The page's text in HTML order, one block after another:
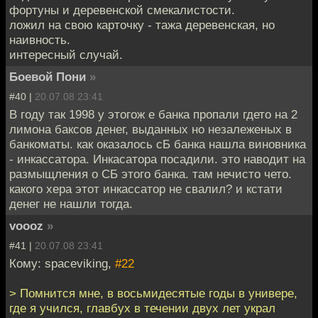
фортуны и деревенской смекалистости.
ложил на свою карточку - тажа деревенская, но
наивность.
интересный случай.
Боевой Пони »
#40 | 20.07.08 23:41
В году так 1998 у этогож е банка пропали гдето на 2
лимона баксов денег, выданных но незалеженых в
банкоматы. как оказалось сБ банка нашла виновника
- инкассатора. Инкасатора посадили. это наводит на
размыщления о СБ этого банка. там нечисто чето.
какого хера этот инкассатор не свалил? и кстати
денег не нашли тогда.
voooz »
#41 | 20.07.08 23:41
Кому: spaceviking, #22
> Помнится мне, в восьмидесятые годы в универе,
где я учился, главбух в течении двух лет украл